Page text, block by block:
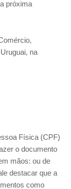
próxima
na
Física (CPF)
o documento
mãos: ou de
destacar que a
como